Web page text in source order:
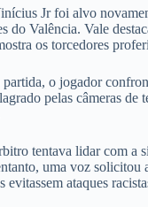
Jr foi alvo
do Valência. Vale
os torcedores
o jogador
pelas câmeras de
tentava lidar com a
uma voz solicitou
evitassem ataques